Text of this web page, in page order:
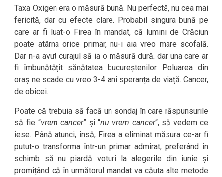
Taxa Oxigen era o măsură bună. Nu perfectă, nu cea mai
fericită, dar cu efecte clare. Probabil singura bună pe
care ar fi luat-o Firea în mandat, că lumini de Crăciun
poate atârna orice primar, nu-i aia vreo mare scofală.
Dar n-a avut curajul să ia o măsură dură, dar una care ar
fi îmbunătățit sănătatea bucureștenilor. Poluarea din
oraș ne scade cu vreo 3-4 ani speranța de viață. Cancer,
de obicei.
Poate că trebuia să facă un sondaj în care răspunsurile
să fie “vrem cancer” și “nu vrem cancer“, să vedem ce
iese. Până atunci, însă, Firea a eliminat măsura ce-ar fi
putut-o transforma într-un primar admirat, preferând în
schimb să nu piardă voturi la alegerile din iunie și
promițând că în următorul mandat va căuta alte metode